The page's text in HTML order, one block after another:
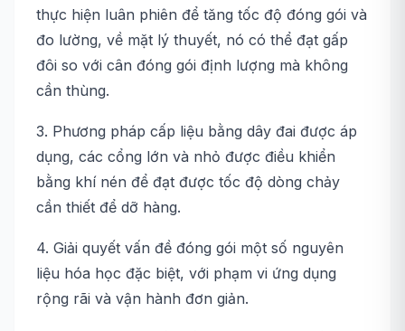
thực hiện luân phiên để tăng tốc độ đóng gói và
đo lường, về mặt lý thuyết, nó có thể đạt gấp
đôi so với cân đóng gói định lượng mà không
cần thùng.
3. Phương pháp cấp liệu bằng dây đai được áp
dụng, các cổng lớn và nhỏ được điều khiển
bằng khí nén để đạt được tốc độ dòng chảy
cần thiết để dỡ hàng.
4. Giải quyết vấn đề đóng gói một số nguyên
liệu hóa học đặc biệt, với phạm vi ứng dụng
rộng rãi và vận hành đơn giản.